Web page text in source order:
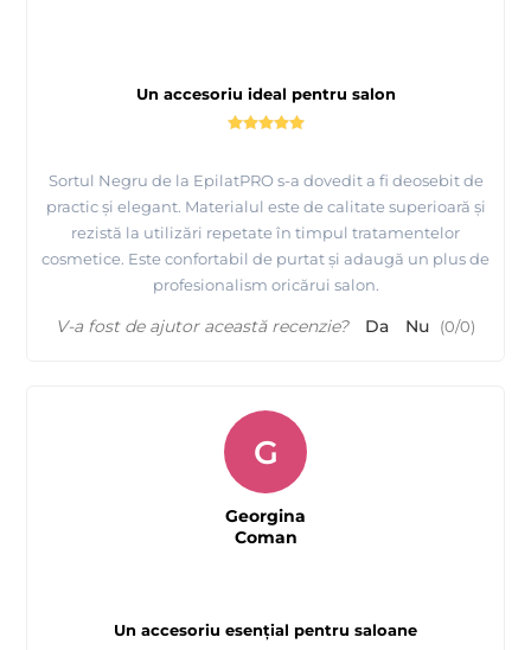
Un accesoriu ideal pentru salon
Sortul Negru de la EpilatPRO s-a dovedit a fi deosebit de
practic și elegant. Materialul este de calitate superioară și
rezistă la utilizări repetate în timpul tratamentelor
cosmetice. Este confortabil de purtat și adaugă un plus de
profesionalism oricărui salon.
V-a fost de ajutor această recenzie? Da Nu (0/0)
Un accesoriu esențial pentru saloane
G
Georgina
Coman